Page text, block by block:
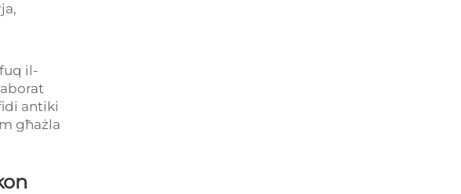
il-
antiki
għażla